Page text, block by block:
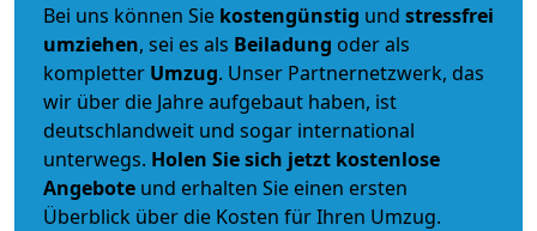
Bei uns können Sie kostengünstig und stressfrei
umziehen, sei es als Beiladung oder als
kompletter Umzug. Unser Partnernetzwerk, das
wir über die Jahre aufgebaut haben, ist
deutschlandweit und sogar international
unterwegs. Holen Sie sich jetzt kostenlose
Angebote und erhalten Sie einen ersten
Überblick über die Kosten für Ihren Umzug.